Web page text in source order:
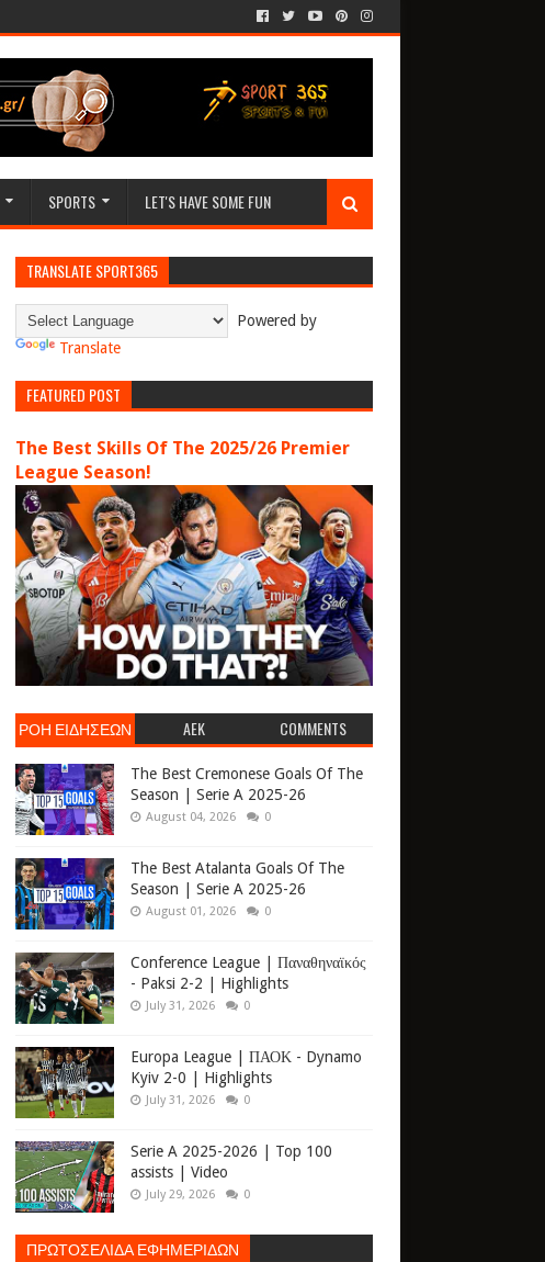
SPORTS LET'S HAVE SOME FUN
TRANSLATE SPORT365
Powered by
Translate
FEATURED POST
The Best Skills Of The 2025/26 Premier
League Season!
ΡΟΗ ΕΙΔΗΣΕΩΝ AEK COMMENTS
The Best Cremonese Goals Of The
Season | Serie A 2025-26
August 04, 2026 0
The Best Atalanta Goals Of The
Season | Serie A 2025-26
August 01, 2026 0
Conference League | Παναθηναϊκός
- Paksi 2-2 | Highlights
July 31, 2026 0
Europa League | ΠΑΟΚ - Dynamo
Kyiv 2-0 | Highlights
July 31, 2026 0
Serie A 2025-2026 | Top 100
assists | Video
July 29, 2026 0
ΠΡΩΤΟΣΕΛΙΔΑ ΕΦΗΜΕΡΙΔΩΝ